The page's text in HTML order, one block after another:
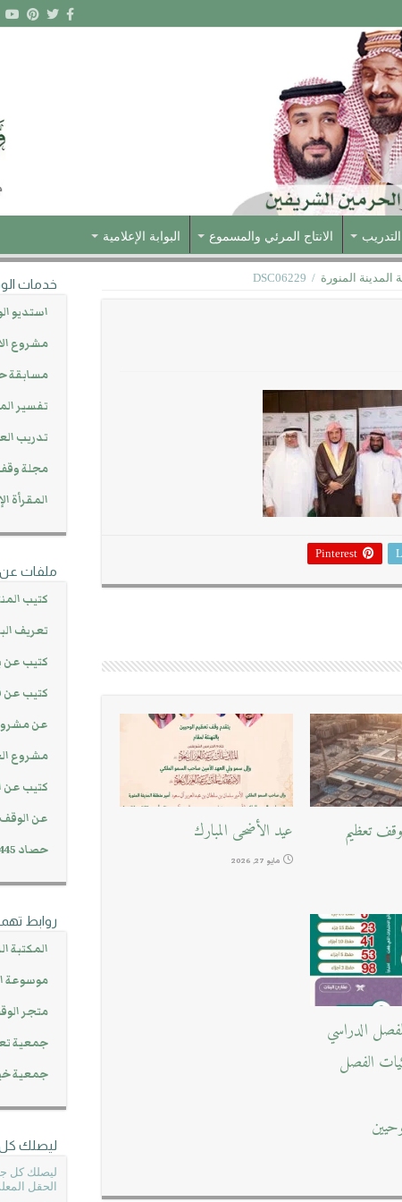
الانتاج المرئي والمسموع البوابة الإعلامية
المنورة /
DSC06229
Pinterest
تعظيم
عيد الأضحى المبارك
مايو 27, 2026
الدراسي
الفصل
خدمات
استديو
مشروع
مسابقة
تفسير
تدريب
مجلة
المقرأة
ملفات عن
كتيب
تعريف
كتيب عن
كتيب عن
عن
مشروع
كتيب عن
عن
حصاد 1445 - المنتجات الوقفية
روابط
المكتبة
موسوعة
متجر
جمعية
جمعية
ليصلك كل
ليصلك كل
الحقل